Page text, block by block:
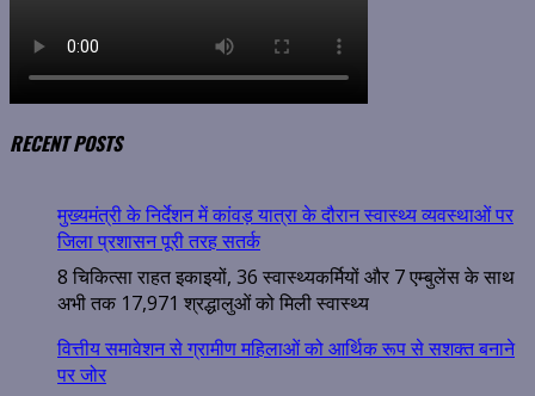
RECENT POSTS
मुख्यमंत्री के निर्देशन में कांवड़ यात्रा के दौरान स्वास्थ्य व्यवस्थाओं पर
जिला प्रशासन पूरी तरह सतर्क
8 चिकित्सा राहत इकाइयों, 36 स्वास्थ्यकर्मियों और 7 एम्बुलेंस के साथ
अभी तक 17,971 श्रद्धालुओं को मिली स्वास्थ्य
वित्तीय समावेशन से ग्रामीण महिलाओं को आर्थिक रूप से सशक्त बनाने
पर जोर